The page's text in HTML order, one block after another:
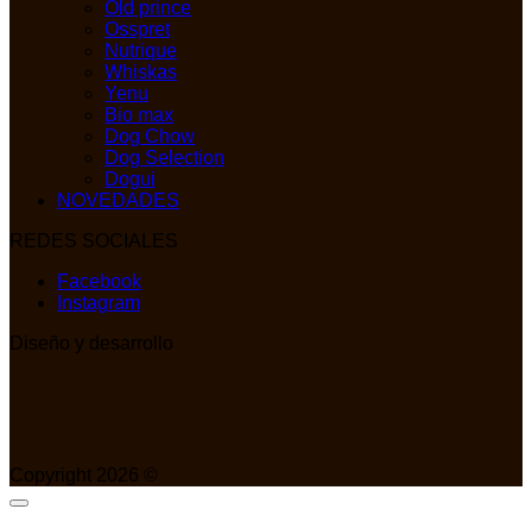
Old prince
Osspret
Nutrique
Whiskas
Yenu
Bio max
Dog Chow
Dog Selection
Dogui
NOVEDADES
REDES SOCIALES
Facebook
Instagram
Diseño y desarrollo
Copyright 2026 ©